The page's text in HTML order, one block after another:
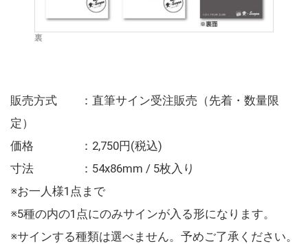
裏
販売方式 ：直筆サイン受注販売（先着・数量限
定）
価格 ：2,750円(税込)
寸法 ：54x86mm / 5枚入り
※お一人様1点まで
※5種の内の1点にのみサインが入る形になります。
※サインする種類は選べません。予めご了承ください。